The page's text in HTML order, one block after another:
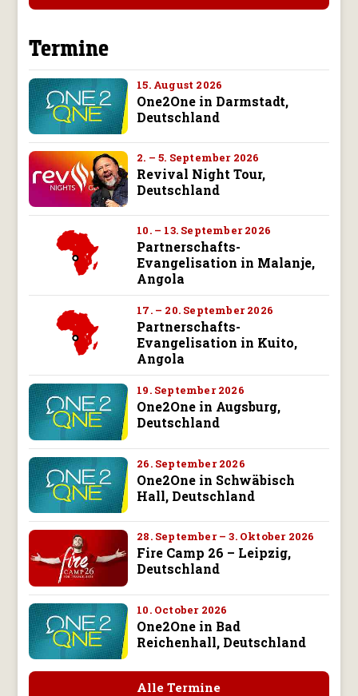
Termine
15. August 2026
One2One in Darmstadt,
Deutschland
2. – 5. September 2026
Revival Night Tour,
Deutschland
10. – 13. September 2026
Partnerschafts-
Evangelisation in Malanje,
Angola
17. – 20. September 2026
Partnerschafts-
Evangelisation in Kuito,
Angola
19. September 2026
One2One in Augsburg,
Deutschland
26. September 2026
One2One in Schwäbisch
Hall, Deutschland
28. September – 3. Oktober 2026
Fire Camp 26 – Leipzig,
Deutschland
10. October 2026
One2One in Bad
Reichenhall, Deutschland
Alle Termine